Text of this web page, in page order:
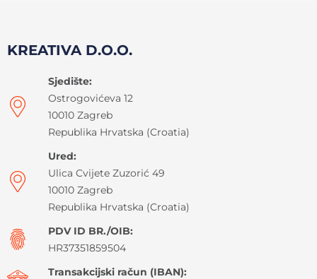
KREATIVA D.O.O.
Sjedište:
Ostrogovićeva 12
10010 Zagreb
Republika Hrvatska (Croatia)
Ured:
Ulica Cvijete Zuzorić 49
10010 Zagreb
Republika Hrvatska (Croatia)
PDV ID BR./OIB:
HR37351859504
Transakcijski račun (IBAN):